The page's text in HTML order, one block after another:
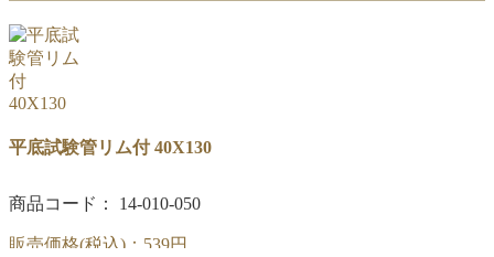
【ケース特価】
(20本入)平底試験管リム付 40X130
平底試験管リム付 40X130
商品コード： 14-010-050
販売価格(税込)： 539円